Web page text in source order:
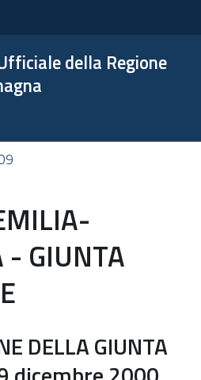
della Regione
- GIUNTA
DELLA GIUNTA